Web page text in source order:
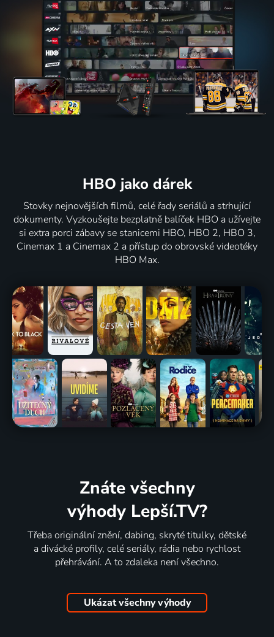
HBO jako dárek
Stovky nejnovějších filmů, celé řady seriálů a strhující
dokumenty. Vyzkoušejte bezplatně balíček HBO a užívejte
si extra porci zábavy se stanicemi HBO, HBO 2, HBO 3,
Cinemax 1 a Cinemax 2 a přístup do obrovské videotéky
HBO Max.
Znáte všechny
výhody Lepší.TV?
Třeba originální znění, dabing, skryté titulky, dětské
a divácké profily, celé seriály, rádia nebo rychlost
přehrávání. A to zdaleka není všechno.
Ukázat všechny výhody